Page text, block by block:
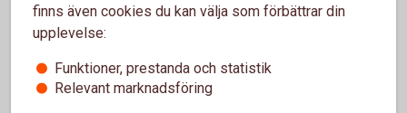
Våra handelsplatser
Här finner du en lista över marknadsplatser där banken
finns även cookies du kan välja som förbättrar din
upplevelse:
Funktioner, prestanda och statistik
Relevant marknadsföring